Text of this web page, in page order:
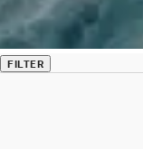
FILTER